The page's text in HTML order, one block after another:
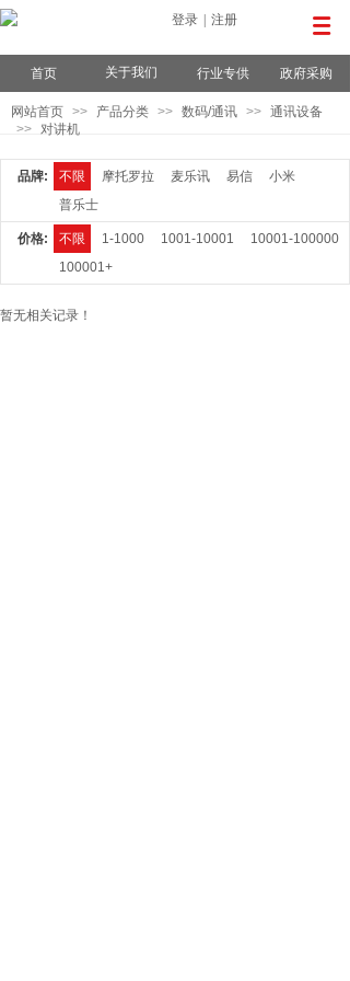
登录 注册
首页 关于我们 行业专供 政府采购
网站首页 >> 产品分类 >> 数码/通讯 >> 通讯设备
>> 对讲机
品牌: 不限 摩托罗拉 麦乐讯 易信
小米
普乐士
价格: 不限 1-1000 1001-10001
10001-100000
100001+
暂无相关记录！